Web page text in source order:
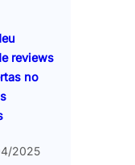
reviews
no
2025